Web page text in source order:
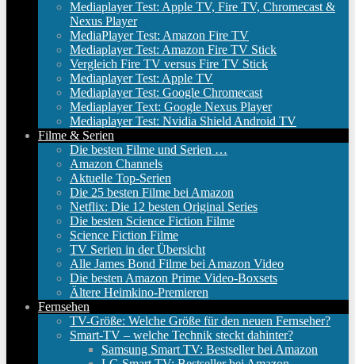
Mediaplayer Test: Apple TV, Fire TV, Chromecast &
Nexus Player
MediaPlayer Test: Amazon Fire TV
Mediaplayer Test: Amazon Fire TV Stick
Vergleich Fire TV versus Fire TV Stick
Mediaplayer Test: Apple TV
Mediaplayer Test: Google Chromecast
Mediaplayer Text: Google Nexus Player
Mediaplayer Test: Nvidia Shield Android TV
Filme & Serien
Die besten Filme und Serien …
Amazon Channels
Aktuelle Top-Serien
Die 25 besten Filme bei Amazon
Netflix: Die 12 besten Original Series
Die besten Science Fiction Filme
Science Fiction Filme
TV Serien in der Übersicht
Alle James Bond Filme bei Amazon Video
Die besten Amazon Prime Video-Boxsets
Ältere Heimkino-Premieren
Fernsehen
TV-Größe: Welche Größe für den neuen Fernseher?
Smart-TV – welche Technik steckt dahinter?
Samsung Smart TV: Bestseller bei Amazon